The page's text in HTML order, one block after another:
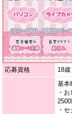
応募資格 18
基本
・
・